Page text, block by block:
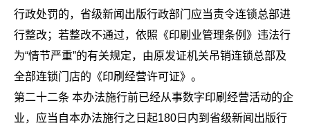
行政处罚的，省级新闻出版行政部门应当责令连锁总部进
行整改；若整改不通过，依照《印刷业管理条例》违法行
为“情节严重”的有关规定，由原发证机关吊销连锁总部及
全部连锁门店的《印刷经营许可证》。
第二十二条 本办法施行前已经从事数字印刷经营活动的企
业，应当自本办法施行之日起180日内到省级新闻出版行